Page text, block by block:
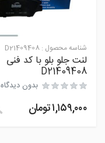
شناسه محصول : D21409408
لنت جلو بلو با کد فنی
D21409408
بدون دیدگاه
۱,۱۵۹,۰۰۰تومان